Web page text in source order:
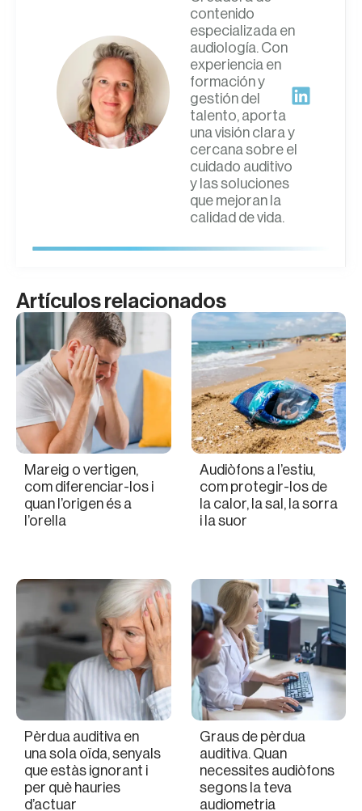
contenido
especializada en
audiología. Con
experiencia en
formación y
gestión del
talento, aporta
una visión clara y
cercana sobre el
cuidado auditivo
y las soluciones
que mejoran la
calidad de vida.
Artículos relacionados
Mareig o vertigen,
com diferenciar-los i
quan l’origen és a
l’orella
Audiòfons a l’estiu,
com protegir-los de
la calor, la sal, la sorra
i la suor
Pèrdua auditiva en
una sola oïda, senyals
que estàs ignorant i
per què hauries
d’actuar
Graus de pèrdua
auditiva. Quan
necessites audiòfons
segons la teva
audiometria